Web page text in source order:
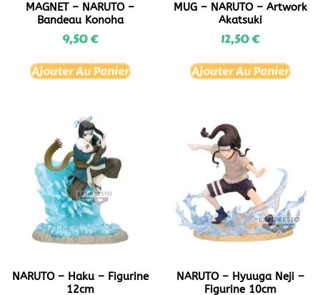
MAGNET – NARUTO –
Bandeau Konoha
9,50€
Ajouter Au Panier
MUG – NARUTO – Artwork
Akatsuki
12,50€
Ajouter Au Panier
NARUTO – Haku – Figurine
12cm
NARUTO – Hyuuga Neji –
Figurine 10cm